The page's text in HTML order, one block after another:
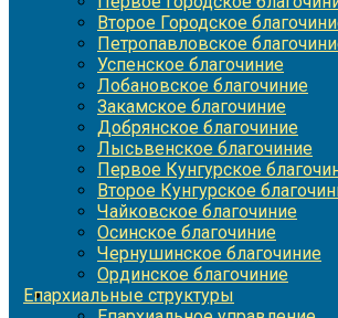
Второе Городское
Петропавловское
Успенское благочиние
Лобановское благочиние
Закамское благочиние
Добрянское благочиние
Лысьвенское благочиние
Первое Кунгурское
Второе Кунгурское
Чайковское благочиние
Осинское благочиние
Чернушинское благочиние
Ординское благочиние
Епархиальные структуры